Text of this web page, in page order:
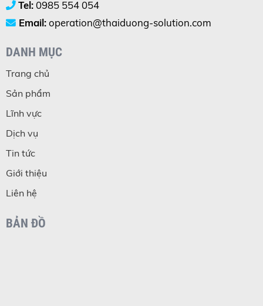
Tel:0985 554 054
Email:operation@thaiduong-solution.com
DANH MỤC
Trang chủ
Sản phẩm
Lĩnh vực
Dịch vụ
Tin tức
Giới thiệu
Liên hệ
BẢN ĐỒ